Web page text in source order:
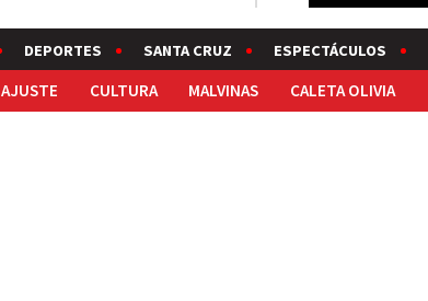
DEPORTES SANTA CRUZ ESPECTÁCULOS
AJUSTE CULTURA MALVINAS CALETA OLIVIA